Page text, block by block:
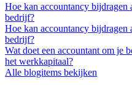
Hoe kan accountancy bijdragen
bedrijf?
Hoe kan accountancy bijdragen
bedrijf?
Wat doet een accountant om je
het werkkapitaal?
Alle blogitems bekijken